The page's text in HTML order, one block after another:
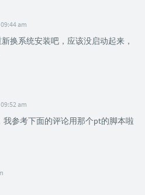
am
换系统安装吧，应该没启动起来，
am
我参考下面的评论用那个pt的脚本啦